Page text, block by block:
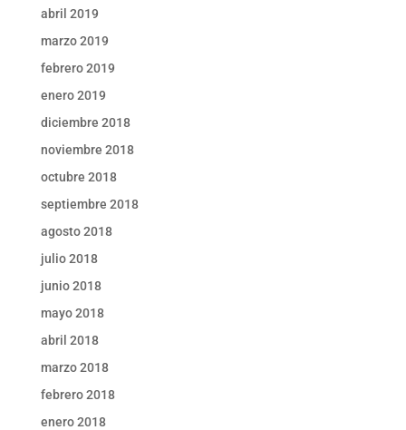
abril 2019
marzo 2019
febrero 2019
enero 2019
diciembre 2018
noviembre 2018
octubre 2018
septiembre 2018
agosto 2018
julio 2018
junio 2018
mayo 2018
abril 2018
marzo 2018
febrero 2018
enero 2018